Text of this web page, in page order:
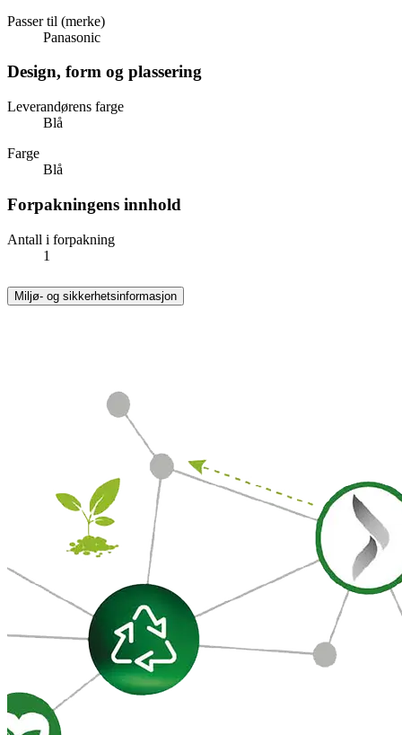
Passer til (merke)
Panasonic
Design, form og plassering
Leverandørens farge
Blå
Farge
Blå
Forpakningens innhold
Antall i forpakning
1
Miljø- og sikkerhetsinformasjon